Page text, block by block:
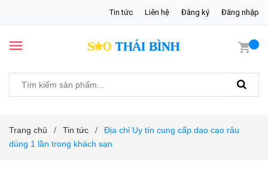
Tin tức Liên hệ Đăng ký Đăng nhập
Trang chủ / Tin tức /
Địa chỉ Uy tín cung cấp dao cạo râu
dùng 1 lần trong khách sạn